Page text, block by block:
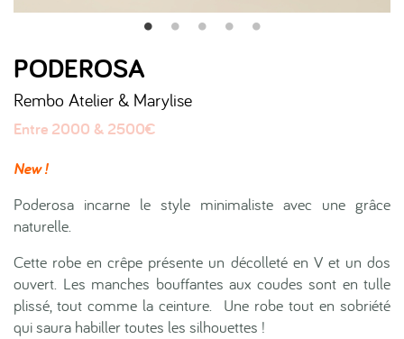
PODEROSA
Rembo Atelier & Marylise
Entre 2000 & 2500€
New !
Poderosa incarne le style minimaliste avec une grâce
naturelle.
Cette robe en crêpe présente un décolleté en V et un dos
ouvert. Les manches bouffantes aux coudes sont en tulle
plissé, tout comme la ceinture. Une robe tout en sobriété
qui saura habiller toutes les silhouettes !